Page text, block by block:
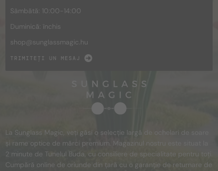
Sâmbătă: 10:00-14:00
Duminică: închis
shop@sunglassmagic.hu
TRIMITEȚI UN MESAJ
La Sunglass Magic, veți găsi o selecție largă de ochelari de soare
și rame optice de mărci premium. Magazinul nostru este situat la
2 minute de Tunelul Buda, cu consiliere de specialitate pentru toți.
Cumpără online de oriunde din țară cu o garanție de returnare de